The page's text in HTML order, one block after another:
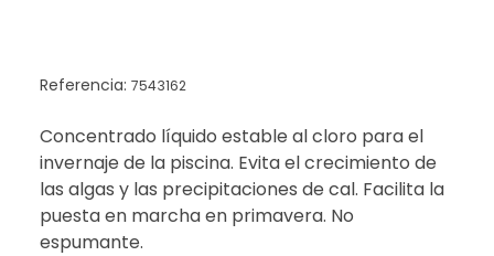
Referencia: 7543162
Concentrado líquido estable al cloro para el
invernaje de la piscina. Evita el crecimiento de
las algas y las precipitaciones de cal. Facilita la
puesta en marcha en primavera. No
espumante.